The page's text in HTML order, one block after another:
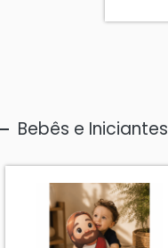
Bebês e